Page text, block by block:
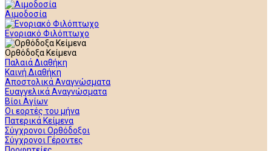
Αιμοδοσία
Ενοριακό Φιλόπτωχο
Ορθόδοξα Κείμενα
Παλαιά Διαθήκη
Καινή Διαθήκη
Αποστολικά Αναγνώσματα
Ευαγγελικά Αναγνώσματα
Βίοι Αγίων
Οι εορτές του μήνα
Πατερικά Κείμενα
Σύγχρονοι Ορθόδοξοι
Σύγχρονοι Γέροντες